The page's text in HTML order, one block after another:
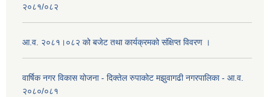
२०८१/०८२
आ.व. २०८१।०८२ को बजेट तथा कार्यक्रमको संक्षिप्त विवरण ।
वार्षिक नगर विकास योजना - दिक्तेल रुपाकोट मझुवागढी नगरपालिका - आ.व.
२०८०/०८१